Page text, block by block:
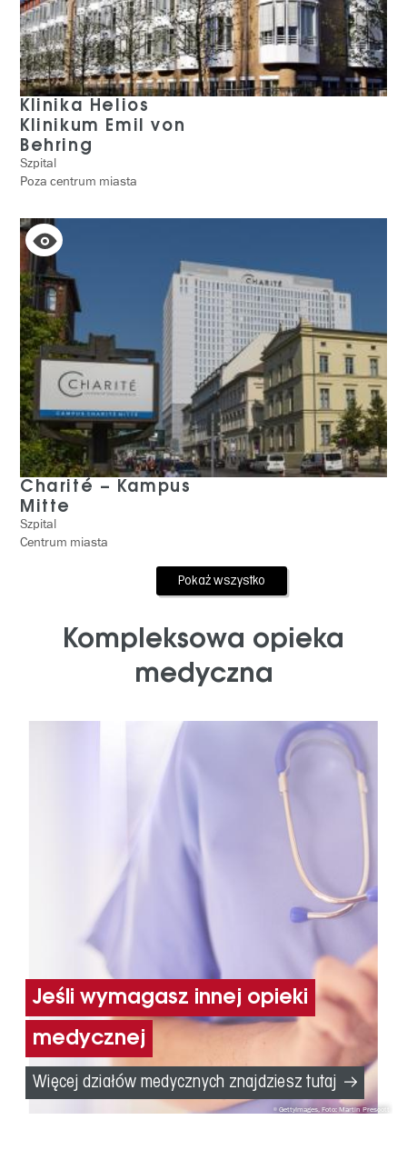
Klinika Helios
Klinikum Emil von
Behring
Szpital
Poza centrum miasta
Charité – Kampus
Mitte
Szpital
Centrum miasta
Pokaż wszystko
Kompleksowa opieka
medyczna
GettyImages, Foto: Martin Prescott
Jeśli wymagasz innej opieki
medycznej
Więcej działów medycznych znajdziesz tutaj